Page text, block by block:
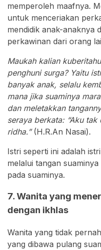
memperoleh maafnya.
untuk menceriakan
mendidik anak-anaknya
perkawinan dari orang
Maukah kalian
penghuni surga? Yaitu
banyak anak, selalu
mana jika suaminya
dan meletakkan
seraya berkata: “Aku
ridha.”(H.R.An Nasai).
Istri seperti ini adalah
melalui tangan
pada suaminya.
7. Wanita yang
dengan ikhlas
Wanita yang tidak
yang dibawa pulang